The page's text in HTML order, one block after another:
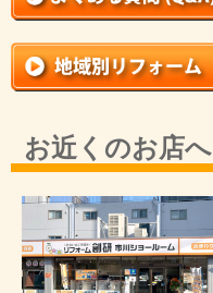
お近くのお店へ